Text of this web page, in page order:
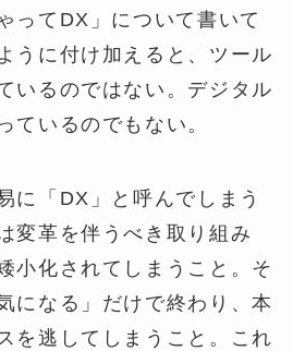
ってDX」について書いて
うに付け加えると、ツール
いるのではない。デジタル
ているのでもない。
に「DX」と呼んでしまう
変革を伴うべき取り組み
小化されてしまうこと。そ
になる」だけで終わり、本
を逃してしまうこと。これ